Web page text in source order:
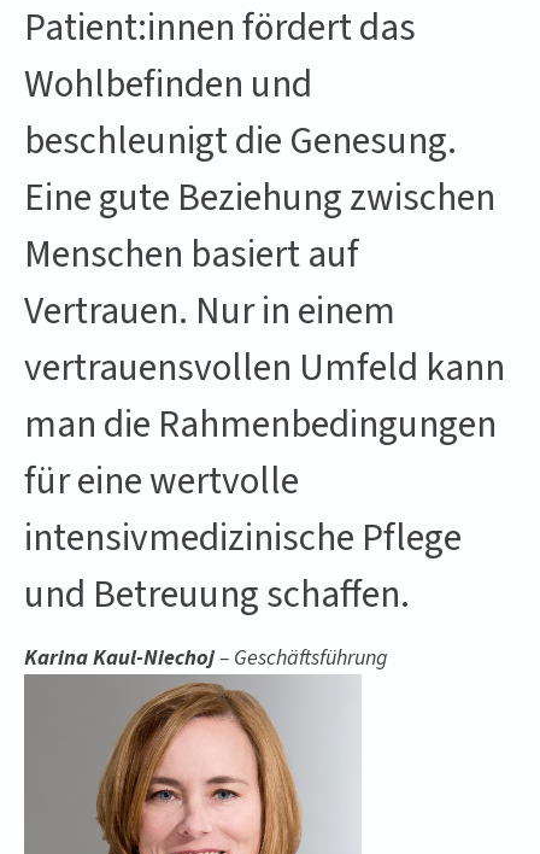
Patient:innen fördert das
Wohlbefinden und
beschleunigt die Genesung.
Eine gute Beziehung zwischen
Menschen basiert auf
Vertrauen. Nur in einem
vertrauensvollen Umfeld kann
man die Rahmenbedingungen
für eine wertvolle
intensivmedizinische Pflege
und Betreuung schaffen.
Karina Kaul-Niechoj– Geschäftsführung